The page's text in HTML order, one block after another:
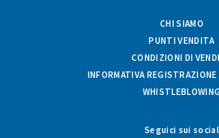
CHI SIAMO
PUNTI VENDITA
CONDIZIONI DI
INFORMATIVA REGISTRAZIONE
WHISTLEBLOWING
Seguici sui social